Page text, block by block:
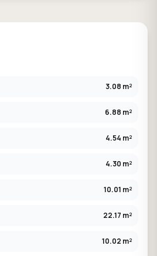
3.08 m²
6.88 m²
4.54 m²
4.30 m²
10.01 m²
22.17 m²
10.02 m²